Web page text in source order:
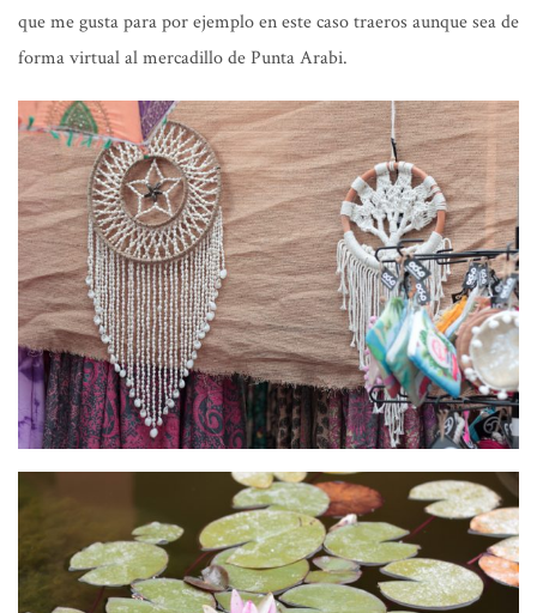
que me gusta para por ejemplo en este caso traeros aunque sea de
forma virtual al mercadillo de Punta Arabi.